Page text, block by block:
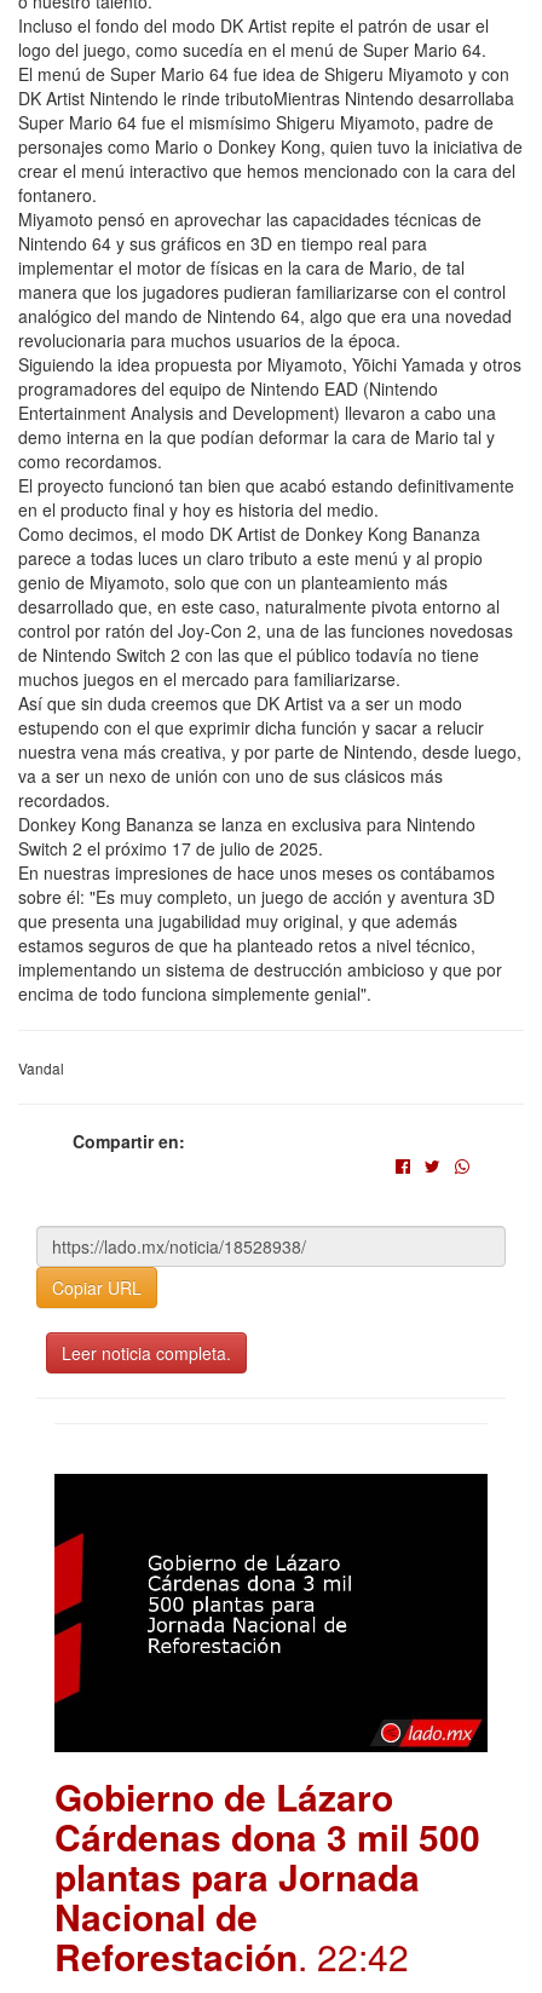
Incluso el fondo del modo DK Artist repite el patrón de usar el
logo del juego, como sucedía en el menú de Super Mario 64.
El menú de Super Mario 64 fue idea de Shigeru Miyamoto y con
DK Artist Nintendo le rinde tributoMientras Nintendo desarrollaba
Super Mario 64 fue el mismísimo Shigeru Miyamoto, padre de
personajes como Mario o Donkey Kong, quien tuvo la iniciativa de
crear el menú interactivo que hemos mencionado con la cara del
fontanero.
Miyamoto pensó en aprovechar las capacidades técnicas de
Nintendo 64 y sus gráficos en 3D en tiempo real para
implementar el motor de físicas en la cara de Mario, de tal
manera que los jugadores pudieran familiarizarse con el control
analógico del mando de Nintendo 64, algo que era una novedad
revolucionaria para muchos usuarios de la época.
Siguiendo la idea propuesta por Miyamoto, Yōichi Yamada y otros
programadores del equipo de Nintendo EAD (Nintendo
Entertainment Analysis and Development) llevaron a cabo una
demo interna en la que podían deformar la cara de Mario tal y
como recordamos.
El proyecto funcionó tan bien que acabó estando definitivamente
en el producto final y hoy es historia del medio.
Como decimos, el modo DK Artist de Donkey Kong Bananza
parece a todas luces un claro tributo a este menú y al propio
genio de Miyamoto, solo que con un planteamiento más
desarrollado que, en este caso, naturalmente pivota entorno al
control por ratón del Joy-Con 2, una de las funciones novedosas
de Nintendo Switch 2 con las que el público todavía no tiene
muchos juegos en el mercado para familiarizarse.
Así que sin duda creemos que DK Artist va a ser un modo
estupendo con el que exprimir dicha función y sacar a relucir
nuestra vena más creativa, y por parte de Nintendo, desde luego,
va a ser un nexo de unión con uno de sus clásicos más
recordados.
Donkey Kong Bananza se lanza en exclusiva para Nintendo
Switch 2 el próximo 17 de julio de 2025.
En nuestras impresiones de hace unos meses os contábamos
sobre él: "Es muy completo, un juego de acción y aventura 3D
que presenta una jugabilidad muy original, y que además
estamos seguros de que ha planteado retos a nivel técnico,
implementando un sistema de destrucción ambicioso y que por
encima de todo funciona simplemente genial".
Vandal
Compartir en:
Copiar URL
Leer noticia completa.
Gobierno de Lázaro
Cárdenas dona 3 mil 500
plantas para Jornada
Nacional de
Reforestación. 22:42